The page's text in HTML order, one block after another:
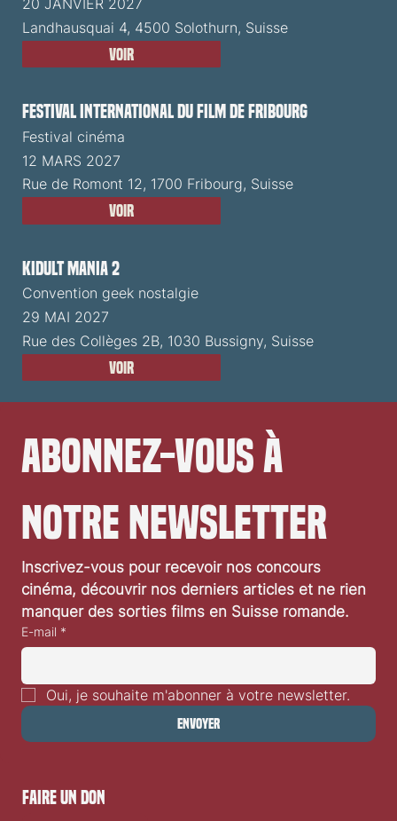
20 JANVIER 2027
Landhausquai 4, 4500 Solothurn, Suisse
Voir
Festival International du Film de Fribourg
Festival cinéma
12 MARS 2027
Rue de Romont 12, 1700 Fribourg, Suisse
Voir
Kidult Mania 2
Convention geek nostalgie
29 MAI 2027
Rue des Collèges 2B, 1030 Bussigny, Suisse
Voir
Abonnez-vous à
notre newsletter
Inscrivez-vous pour recevoir nos concours
cinéma, découvrir nos derniers articles et ne rien
manquer des sorties films en Suisse romande.
E-mail *
Oui, je souhaite m'abonner à votre newsletter.
Envoyer
faire un don